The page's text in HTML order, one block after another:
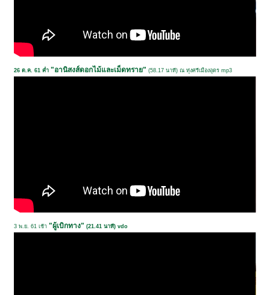
26 ต.ค. 61 ค่ำ "อานิสงส์ดอกไม้และเม็ดทราย" (58.17 นาที) ณ ทุ่งศรีเมืองอุดร mp3
3 พ.ย. 61 เช้า "ผู้เบิกทาง" (21.41 นาที) vdo